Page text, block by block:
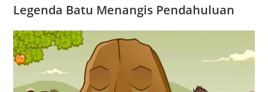
Legenda Batu Menangis Pendahuluan